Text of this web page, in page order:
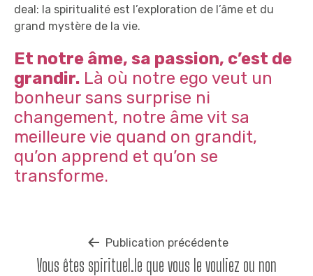
deal: la spiritualité est l’exploration de l’âme et du
grand mystère de la vie.
Et notre âme, sa passion, c’est de
grandir. Là où notre ego veut un
bonheur sans surprise ni
changement, notre âme vit sa
meilleure vie quand on grandit,
qu’on apprend et qu’on se
transforme.
Navigation
Publication précédente
Vous êtes spirituel.le que vous le vouliez ou non